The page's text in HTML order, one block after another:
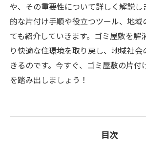
や、その重要性について詳しく解説し
的な片付け手順や役立つツール、地域
ても紹介していきます。ゴミ屋敷を解
り快適な住環境を取り戻し、地域社
きるのです。今すぐ、ゴミ屋敷の片付
を踏み出しましょう！
目次